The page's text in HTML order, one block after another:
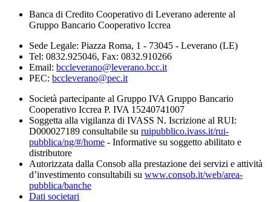
Banca di Credito Cooperativo di Leverano aderente al
Gruppo Bancario Cooperativo Iccrea
Sede Legale: Piazza Roma, 1 - 73045 - Leverano (LE)
Tel: 0832.925046, Fax: 0832.910266
Email: bccleverano@leverano.bcc.it
PEC: bccleverano@pec.it
Società partecipante al Gruppo IVA Gruppo Bancario
Cooperativo Iccrea P. IVA 15240741007
Soggetta alla vigilanza di IVASS N. Iscrizione al RUI:
D000027189 consultabile su ruipubblico.ivass.it/rui-
pubblica/ng/#/home - Informative su soggetto abilitato e
distributore
Autorizzata dalla Consob alla prestazione dei servizi e attività
d’investimento consultabili su www.consob.it/web/area-
pubblica/banche
Dati societari